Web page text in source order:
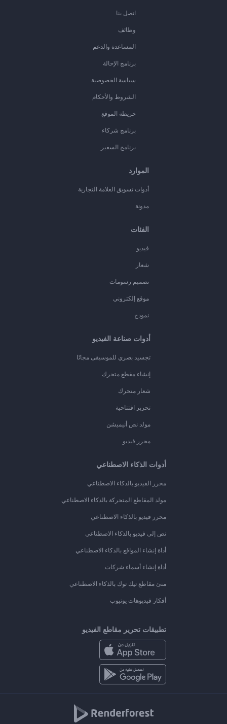
اتصل بنا
وظائف
المساعدة والدعم
برنامج الإحالة
سياسة الخصوصية
الشروط والأحكام
خريطة الموقع
برنامج شركاء
برنامج السفير
الموارد
أدوات تسويق العلامة التجارية
مدونة
الفئات
فيديو
شعار
تصميم رسومات
موقع إلكتروني
نموذج
أدوات صناعة الفيديو
تجسيد بصري للموسيقى مجانًا
إنشاء مقطع متحرك
شعار متحرك
تحرير افتتاحية
مولد نص أنيميشن
محرر فيديو
أدوات الذكاء الاصطناعي
محرر الفيديو بالذكاء الاصطناعي
مولد المقاطع المتحركة بالذكاء الاصطناعي
محرر فيديو بالذكاء الاصطناعي
نص إلى فيديو بالذكاء الاصطناعي
أداة إنشاء المواقع بالذكاء الاصطناعي
أداة إنشاء أسماء شركات
منئ مقاطع تيك توك بالذكاء الاصطناعي
أفكار فيديوهات يوتيوب
تطبيقات تحرير مقاطع الفيديو